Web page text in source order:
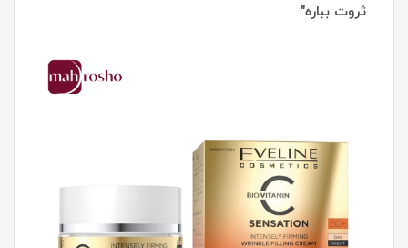
ثروت بباره"